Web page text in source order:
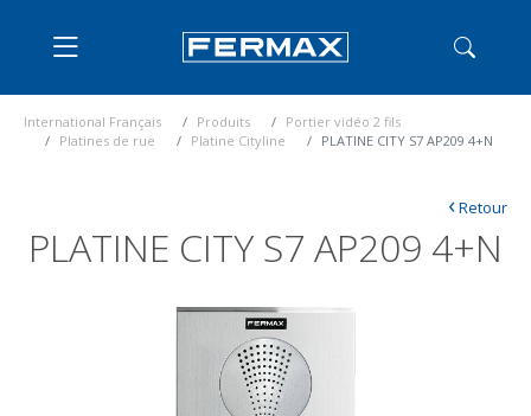
International Français Produits
Portier vidéo 2 fils
Platines de rue
Platine Cityline PLATINE CITY S7 AP209 4+N
PLATINE CITY S7 AP209 4+N
‹Retour